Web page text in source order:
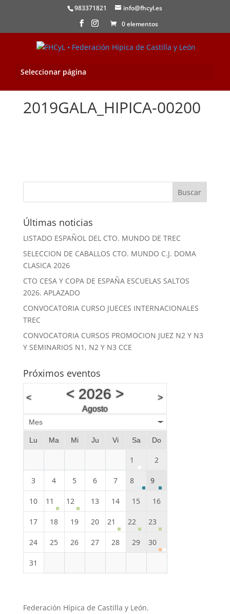
983371821
info@fhcyl.es
0 elementos
Seleccionar página
2019GALA_HIPICA-00200
Últimas noticias
LISTADO ESPAÑOL DEL CTO. MUNDO DE TREC
SELECCION DE CABALLOS CTO. MUNDO C.J. DOMA
CLASICA 2026
CTO CESA Y COPA DE ESPAÑA ESCUELAS SALTOS
2026. APLAZADO
CONVOCATORIA CURSO JUECES INTERNACIONALES
TREC
CONVOCATORIA CURSOS PROMOCION JUEZ N2 Y N3
Y SEMINARIOS N1, N2 Y N3 CCE
Próximos eventos
< < 2026>
Agosto
>
Mes
Lu Ma Mi Ju Vi Sa Do
1 2
3 4 5 6 7 8 9
10 11 12 13 14 15 16
17 18 19 20 21 22 23
24 25 26 27 28 29 30
31
Federación Hípica de Castilla y León.